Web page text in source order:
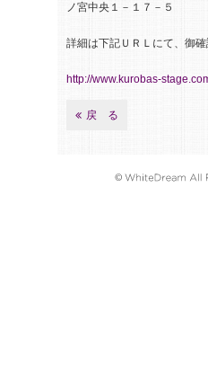
ノ宮中央１－１７－５
詳細は下記ＵＲＬにて、御確
http://www.kurobas-
戻 る